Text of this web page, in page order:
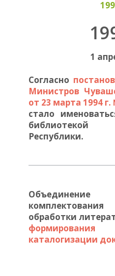
1
Согласно
Министров
от 23 марта 1994 г.
стало
Республики.
обработки
каталогизации